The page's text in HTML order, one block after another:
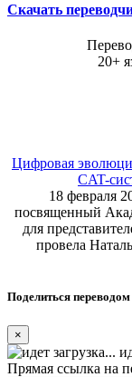
Скачать
20+
Цифровая
CAT-
18 февраля
посвященный
для
провела
Поделиться переводом
×
Прямая ссылка на